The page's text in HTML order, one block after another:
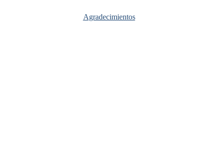
Agradecimientos